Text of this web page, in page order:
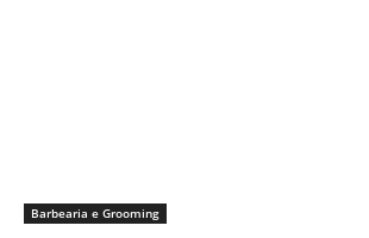
Barbearia e Grooming